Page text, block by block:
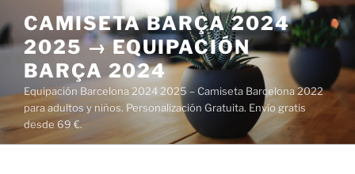
al
contenido
CAMISETA BARÇA 2024
2025 → EQUIPACIÓN
BARÇA 2024
Equipación Barcelona 2024 2025 – Camiseta Barcelona 2022
para adultos y niños. Personalización Gratuita. Envío gratis
desde 69 €.